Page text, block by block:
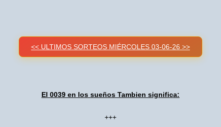
<< ULTIMOS SORTEOS MIÉRCOLES 03-06-26 >>
El 0039 en los sueños Tambien significa:
+++